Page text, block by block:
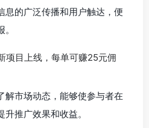
息的广泛传播和用户触达，便
解市场动态，能够使参与者在
推广效果和收益。